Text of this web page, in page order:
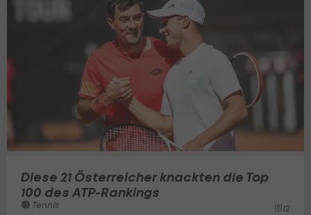
Diese 21 Österreicher knackten die Top
100 des ATP-Rankings
Tennis 12